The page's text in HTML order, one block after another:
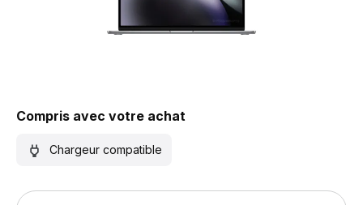
Compris avec votre achat
Chargeur compatible